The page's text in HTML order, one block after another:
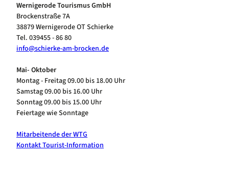
Wernigerode Tourismus GmbH
Brockenstraße 7A
38879 Wernigerode OT Schierke
Tel. 039455 - 86 80
info@schierke-am-brocken.de
Mai- Oktober
Montag - Freitag 09.00 bis 18.00 Uhr
Samstag 09.00 bis 16.00 Uhr
Sonntag 09.00 bis 15.00 Uhr
Feiertage wie Sonntage
Mitarbeitende der WTG
Kontakt Tourist-Information